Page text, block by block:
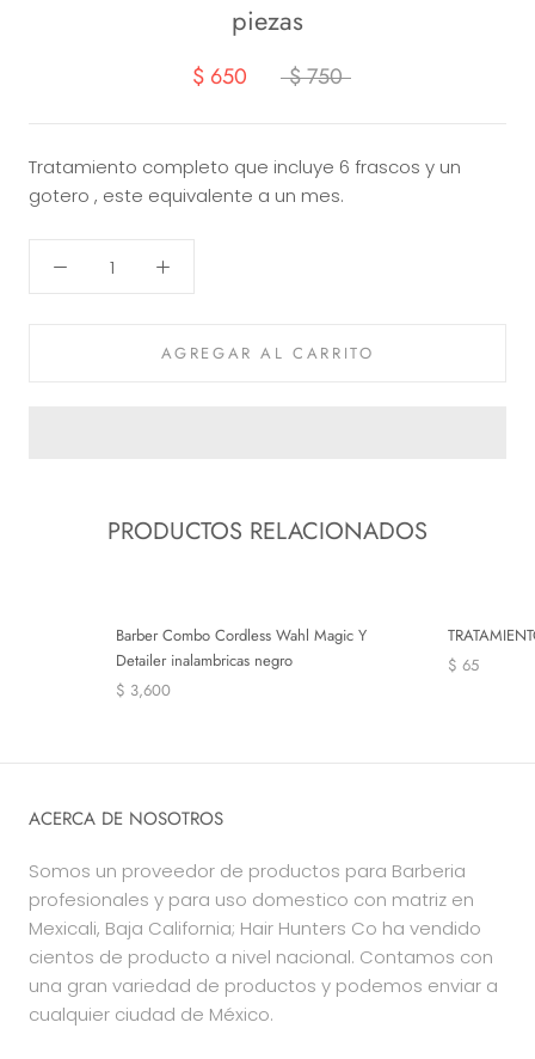
piezas
$ 650 $ 750
Tratamiento completo que incluye 6 frascos y un
gotero , este equivalente a un mes.
AGREGAR AL CARRITO
PRODUCTOS RELACIONADOS
Barber Combo Cordless Wahl Magic Y
Detailer inalambricas negro
$ 3,600
$ 65
ACERCA DE NOSOTROS
Somos un proveedor de productos para Barberia
profesionales y para uso domestico con matriz en
Mexicali, Baja California; Hair Hunters Co ha vendido
cientos de producto a nivel nacional. Contamos con
una gran variedad de productos y podemos enviar a
cualquier ciudad de México.